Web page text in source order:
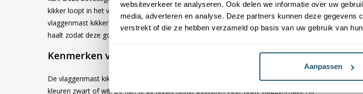
websiteverkeer te analyseren. Ook delen we informatie over uw
media, adverteren en analyse. Deze partners kunnen deze gegevens
verstrekt of die ze hebben verzameld op basis van uw gebruik van
Aanpassen
kikker loopt in het verlengde van de vlaggenmast mee. De vlaggenlijn wordt om de
vlaggenmast kikker heen gewikkeld, waarbij je de laatst slag door een eerdere slag heen
haalt zodat deze goed vast zit.
Kenmerken van de vlaggenmast kikker
De vlaggenmast kikker heeft een lengte van 110 of 140 mm en is verkrijgbaar is de
kleuren zwart of wit. Zo kun je de ideale kikker bestellen voor jouw vlaggenmast. Hij
Afstand